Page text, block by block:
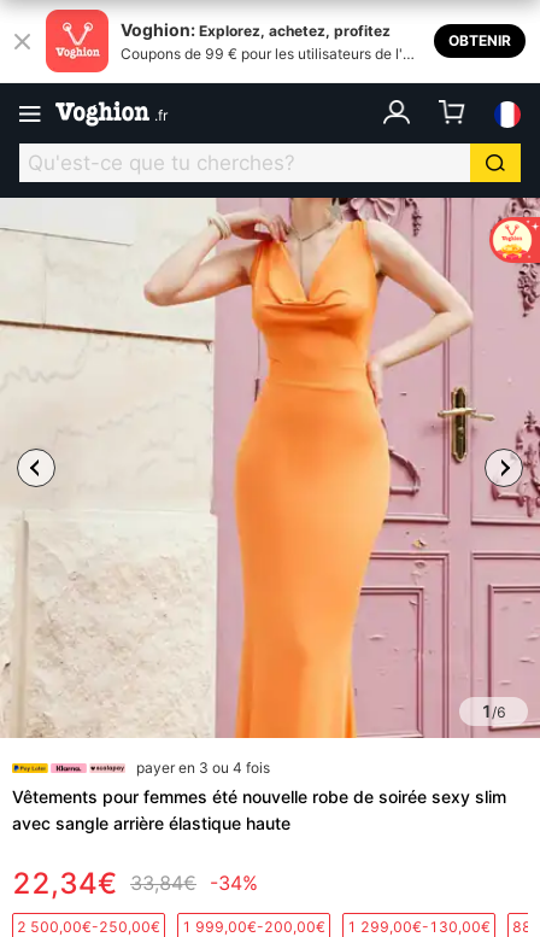
Voghion: Explorez, achetez, profitez
Coupons de 99 € pour les utilisateurs de l'ap
OBTENIR
.fr
1/6
payer en 3 ou 4 fois
Vêtements pour femmes été nouvelle robe de soirée sexy slim
avec sangle arrière élastique haute
22,34€ 33,84€ -34%
2 500,00€-250,00€ 1 999,00€-200,00€ 1 299,00€-130,00€